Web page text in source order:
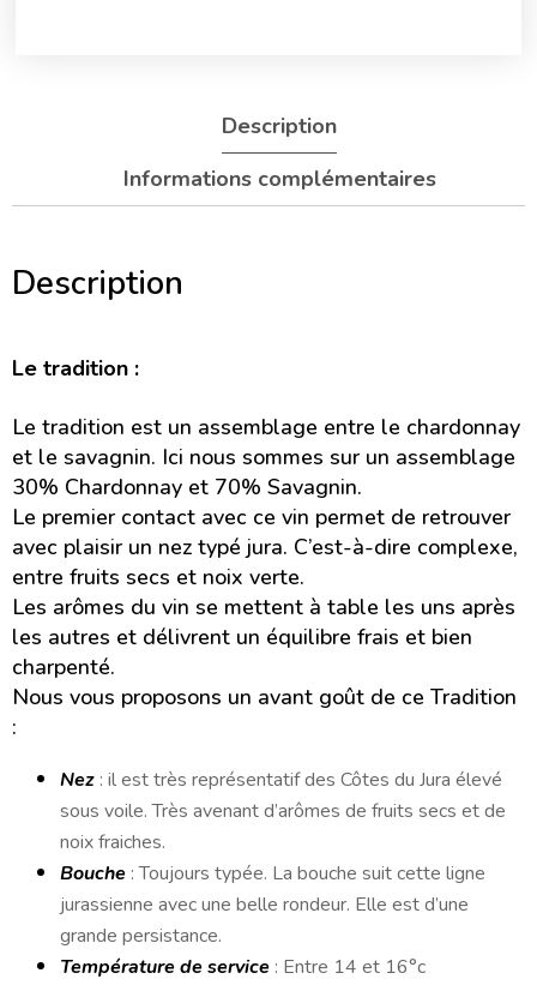
Description
Informations complémentaires
Description
Le tradition :
Le tradition est un assemblage entre le chardonnay
et le savagnin. Ici nous sommes sur un assemblage
30% Chardonnay et 70% Savagnin.
Le premier contact avec ce vin permet de retrouver
avec plaisir un nez typé jura. C’est-à-dire complexe,
entre fruits secs et noix verte.
Les arômes du vin se mettent à table les uns après
les autres et délivrent un équilibre frais et bien
charpenté.
Nous vous proposons un avant goût de ce Tradition
:
Nez : il est très représentatif des Côtes du Jura élevé
sous voile. Très avenant d’arômes de fruits secs et de
noix fraiches.
Bouche : Toujours typée. La bouche suit cette ligne
jurassienne avec une belle rondeur. Elle est d’une
grande persistance.
Température de service : Entre 14 et 16°c